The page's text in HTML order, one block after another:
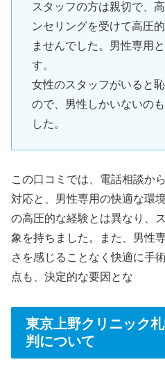
スタッフの方は親切で、
ンセリングを受けて高圧
ませんでした。男性専用
す。
女性のスタッフがいると
ので、男性しかいないの
した。
この口コミでは、電話相談か
対応と、男性専用の快適な環
の高圧的な経験とは異なり、
象を持ちました。また、男性
さを感じることなく快適に手
点も、決定的な要因とな
東京上野クリニック
判について